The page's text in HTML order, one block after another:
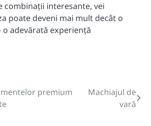
combinații interesante, vei
poate deveni mai mult decât o
o adevărată experiență
premium
Machiajul de
vară